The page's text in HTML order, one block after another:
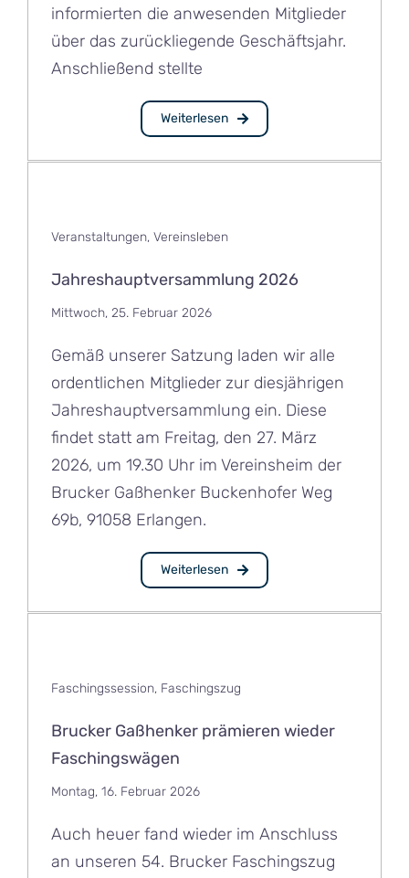
informierten die anwesenden Mitglieder
über das zurückliegende Geschäftsjahr.
Anschließend stellte
Weiterlesen
Veranstaltungen, Vereinsleben
Jahreshauptversammlung 2026
Mittwoch, 25. Februar 2026
Gemäß unserer Satzung laden wir alle
ordentlichen Mitglieder zur diesjährigen
Jahreshauptversammlung ein. Diese
findet statt am Freitag, den 27. März
2026, um 19.30 Uhr im Vereinsheim der
Brucker Gaßhenker Buckenhofer Weg
69b, 91058 Erlangen.
Weiterlesen
Faschingssession, Faschingszug
Brucker Gaßhenker prämieren wieder
Faschingswägen
Montag, 16. Februar 2026
Auch heuer fand wieder im Anschluss
an unseren 54. Brucker Faschingszug